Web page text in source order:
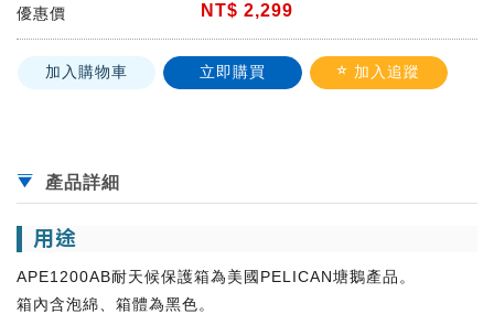
優惠價 NT$ 2,299
加入購物車 立即購買 加入追蹤
產品詳細
用途
APE1200AB耐天候保護箱為美國PELICAN塘鵝產品。
箱內含泡綿、箱體為黑色。